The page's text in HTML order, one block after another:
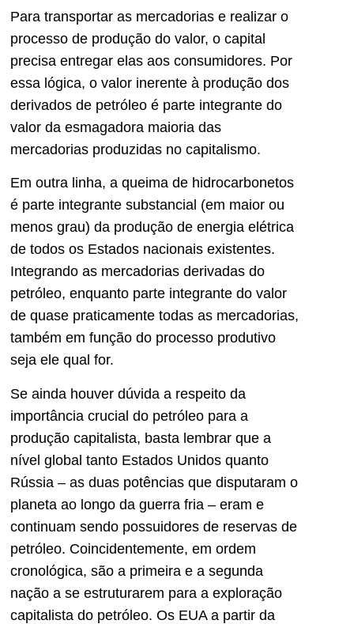
Para transportar as mercadorias e realizar o
processo de produção do valor, o capital
precisa entregar elas aos consumidores. Por
essa lógica, o valor inerente à produção dos
derivados de petróleo é parte integrante do
valor da esmagadora maioria das
mercadorias produzidas no capitalismo.
Em outra linha, a queima de hidrocarbonetos
é parte integrante substancial (em maior ou
menos grau) da produção de energia elétrica
de todos os Estados nacionais existentes.
Integrando as mercadorias derivadas do
petróleo, enquanto parte integrante do valor
de quase praticamente todas as mercadorias,
também em função do processo produtivo
seja ele qual for.
Se ainda houver dúvida a respeito da
importância crucial do petróleo para a
produção capitalista, basta lembrar que a
nível global tanto Estados Unidos quanto
Rússia – as duas potências que disputaram o
planeta ao longo da guerra fria – eram e
continuam sendo possuidores de reservas de
petróleo. Coincidentemente, em ordem
cronológica, são a primeira e a segunda
nação a se estruturarem para a exploração
capitalista do petróleo. Os EUA a partir da